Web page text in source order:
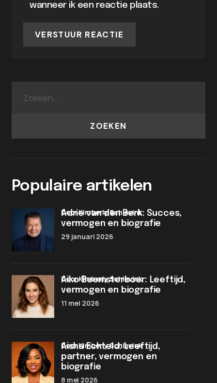
wanneer ik een reactie plaats.
VERSTUUR REACTIE
ZOEKEN
Populaire artikelen
Adrie van den Berk: Succes,
vermogen en biografie
door Kimberly Schievink
29 januari 2026
Aiko Beemsterboer: Leeftijd,
vermogen en biografie
door Kimberly Schievink
11 mei 2026
Aisha Echteld: Leeftijd,
partner, vermogen en
biografie
door Kimberly Schievink
8 mei 2026